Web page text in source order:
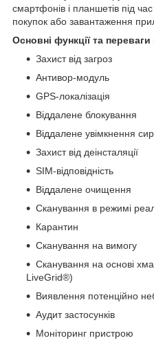
смартфонів і планшетів під
покупок або завантаження
Основні функції та
Захист від загроз
Антивор-модуль
GPS-локалізація
Віддалене блокування
Віддалене увімкнення
Захист від деінсталяції
SIM-відповідність
Віддалене очищення
Сканування в режимі
Карантин
Сканування на вимогу
Сканування на основі
LiveGrid®)
Виявлення потенційно
Аудит застосунків
Моніторинг пристрою